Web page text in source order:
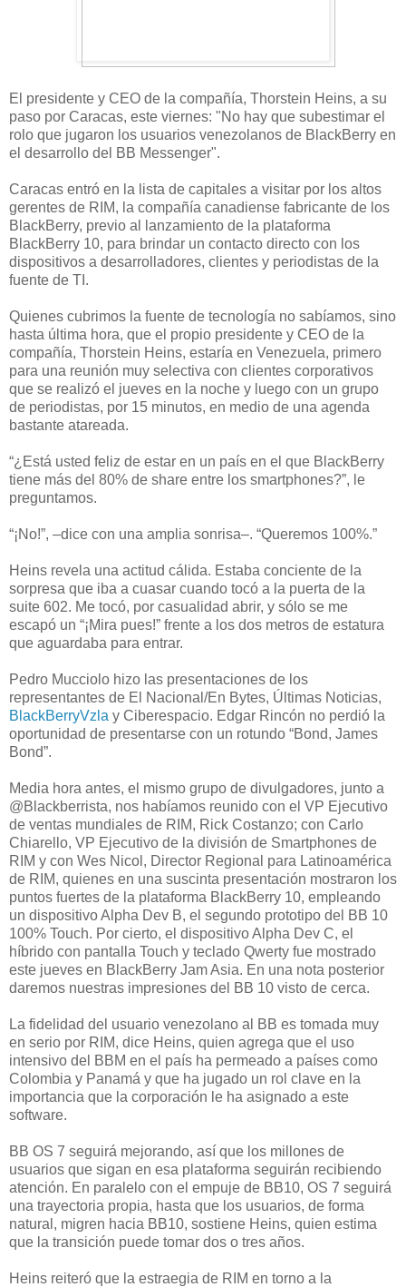
El presidente y CEO de la compañía, Thorstein Heins, a su
paso por Caracas, este viernes: "No hay que subestimar el
rolo que jugaron los usuarios venezolanos de BlackBerry en
el desarrollo del BB Messenger".
Caracas entró en la lista de capitales a visitar por los altos
gerentes de RIM, la compañía canadiense fabricante de los
BlackBerry, previo al lanzamiento de la plataforma
BlackBerry 10, para brindar un contacto directo con los
dispositivos a desarrolladores, clientes y periodistas de la
fuente de TI.
Quienes cubrimos la fuente de tecnología no sabíamos, sino
hasta última hora, que el propio presidente y CEO de la
compañía, Thorstein Heins, estaría en Venezuela, primero
para una reunión muy selectiva con clientes corporativos
que se realizó el jueves en la noche y luego con un grupo
de periodistas, por 15 minutos, en medio de una agenda
bastante atareada.
“¿Está usted feliz de estar en un país en el que BlackBerry
tiene más del 80% de share entre los smartphones?”, le
preguntamos.
“¡No!”, –dice con una amplia sonrisa–. “Queremos 100%.”
Heins revela una actitud cálida. Estaba conciente de la
sorpresa que iba a cuasar cuando tocó a la puerta de la
suite 602. Me tocó, por casualidad abrir, y sólo se me
escapó un “¡Mira pues!” frente a los dos metros de estatura
que aguardaba para entrar.
Pedro Mucciolo hizo las presentaciones de los
representantes de El Nacional/En Bytes, Últimas Noticias,
BlackBerryVzla y Ciberespacio. Edgar Rincón no perdió la
oportunidad de presentarse con un rotundo “Bond, James
Bond”.
Media hora antes, el mismo grupo de divulgadores, junto a
@Blackberrista, nos habíamos reunido con el VP Ejecutivo
de ventas mundiales de RIM, Rick Costanzo; con Carlo
Chiarello, VP Ejecutivo de la división de Smartphones de
RIM y con Wes Nicol, Director Regional para Latinoamérica
de RIM, quienes en una suscinta presentación mostraron los
puntos fuertes de la plataforma BlackBerry 10, empleando
un dispositivo Alpha Dev B, el segundo prototipo del BB 10
100% Touch. Por cierto, el dispositivo Alpha Dev C, el
híbrido con pantalla Touch y teclado Qwerty fue mostrado
este jueves en BlackBerry Jam Asia. En una nota posterior
daremos nuestras impresiones del BB 10 visto de cerca.
La fidelidad del usuario venezolano al BB es tomada muy
en serio por RIM, dice Heins, quien agrega que el uso
intensivo del BBM en el país ha permeado a países como
Colombia y Panamá y que ha jugado un rol clave en la
importancia que la corporación le ha asignado a este
software.
BB OS 7 seguirá mejorando, así que los millones de
usuarios que sigan en esa plataforma seguirán recibiendo
atención. En paralelo con el empuje de BB10, OS 7 seguirá
una trayectoria propia, hasta que los usuarios, de forma
natural, migren hacia BB10, sostiene Heins, quien estima
que la transición puede tomar dos o tres años.
Heins reiteró que la estraegia de RIM en torno a la